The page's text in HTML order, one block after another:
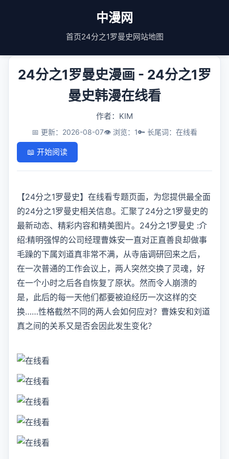
中漫网
首页24分之1罗曼史网站地图
24分之1罗曼史漫画 - 24分之1罗
曼史韩漫在线看
作者：KIM
📅 更新：2026-08-07👁️ 浏览：1🔑 长尾词：在线看
📖 开始阅读
【24分之1罗曼史】在线看专题页面，为您提供最全面
的24分之1罗曼史相关信息。汇聚了24分之1罗曼史的
最新动态、精彩内容和精美图片。24分之1罗曼史 :介
绍:精明强悍的公司经理曹姝安一直对正直善良却做事
毛躁的下属刘道真非常不满，从寺庙调研回来之后，
在一次普通的工作会议上，两人突然交换了灵魂，好
在一个小时之后各自恢复了原状。然而令人崩溃的
是，此后的每一天他们都要被迫经历一次这样的交
换……性格截然不同的两人会如何应对？曹姝安和刘道
真之间的关系又是否会因此发生变化？